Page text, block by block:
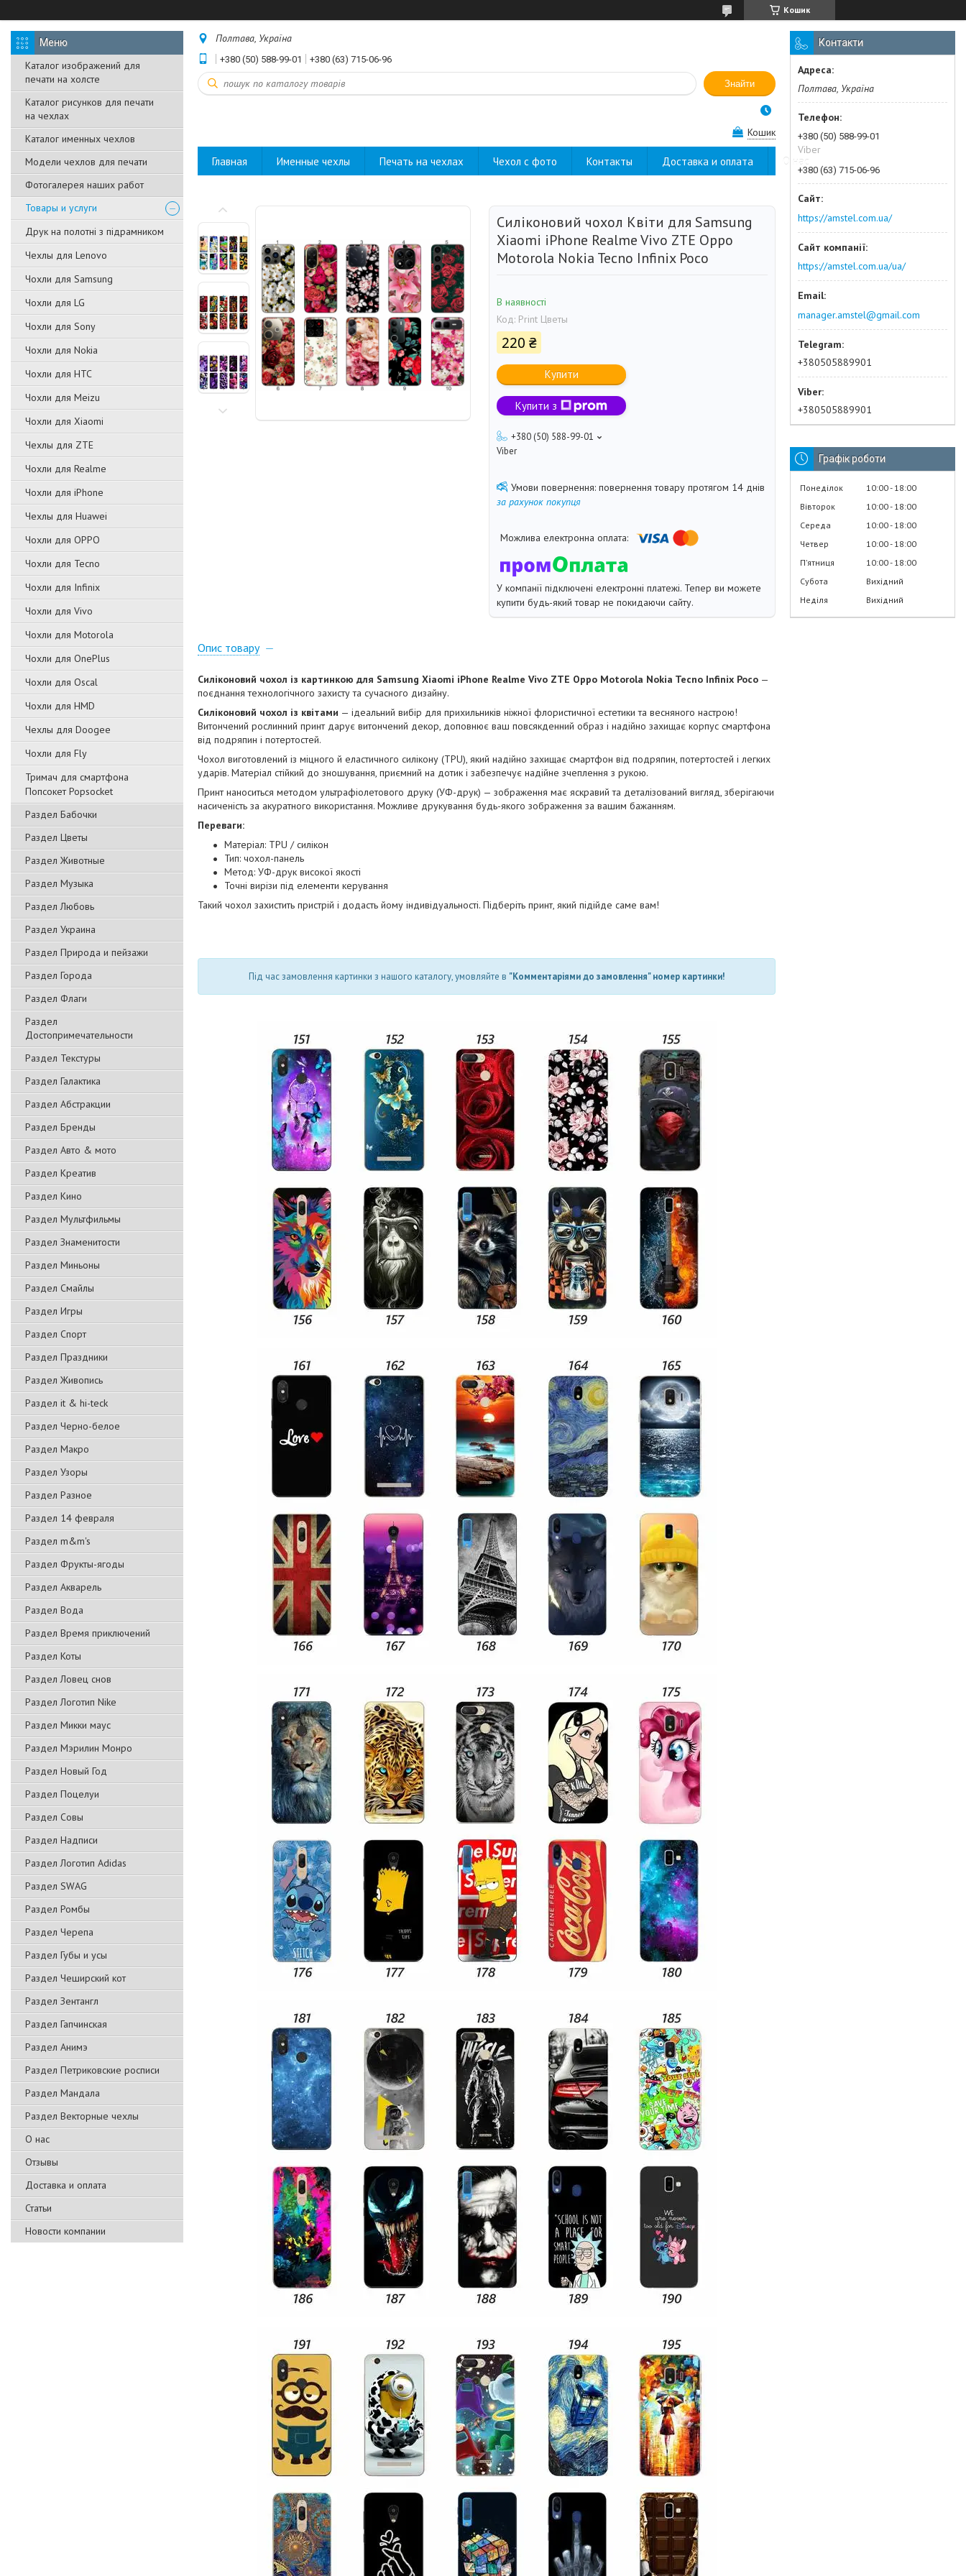
Кошик
Каталог изображений для
печати на холсте
Каталог рисунков для печати
на чехлах
Каталог именных чехлов
Модели чехлов для печати
Фотогалерея наших работ
Товары и услуги
Друк на полотні з підрамником
Чехлы для Lenovo
Чохли для Samsung
Чохли для LG
Чохли для Sony
Чохли для Nokia
Чохли для HTC
Чохли для Meizu
Чохли для Xiaomi
Чехлы для ZTE
Чохли для Realme
Чохли для iPhone
Чехлы для Huawei
Чохли для OPPO
Чохли для Tecno
Чохли для Infinix
Чохли для Vivo
Чохли для Motorola
Чохли для OnePlus
Чохли для Oscal
Чохли для HMD
Чехлы для Doogee
Чохли для Fly
Тримач для смартфона
Попсокет Popsocket
Раздел Бабочки
Раздел Цветы
Раздел Животные
Раздел Музыка
Раздел Любовь
Раздел Украина
Раздел Природа и пейзажи
Раздел Города
Раздел Флаги
Раздел
Достопримечательности
Раздел Текстуры
Раздел Галактика
Раздел Абстракции
Раздел Бренды
Раздел Авто & мото
Раздел Креатив
Раздел Кино
Раздел Мультфильмы
Раздел Знаменитости
Раздел Миньоны
Раздел Смайлы
Раздел Игры
Раздел Спорт
Раздел Праздники
Раздел Живопись
Раздел it & hi-teck
Раздел Черно-белое
Раздел Макро
Раздел Узоры
Раздел Разное
Раздел 14 февраля
Раздел m&m's
Раздел Фрукты-ягоды
Раздел Акварель
Раздел Вода
Раздел Время приключений
Раздел Коты
Раздел Ловец снов
Раздел Логотип Nike
Раздел Микки маус
Раздел Мэрилин Монро
Раздел Новый Год
Раздел Поцелуи
Раздел Совы
Раздел Надписи
Раздел Логотип Adidas
Раздел SWAG
Раздел Ромбы
Раздел Черепа
Раздел Губы и усы
Раздел Чеширский кот
Раздел Зентангл
Раздел Гапчинская
Раздел Анимэ
Раздел Петриковские росписи
Раздел Мандала
Раздел Векторные чехлы
О нас
Отзывы
Доставка и оплата
Статьи
Новости компании
Полтава, Україна
+380 (50) 588-99-01 +380 (63) 715-06-96
Знайти
Кошик
Главная Именные чехлы Печать на чехлах Чехол с фото Контакты Доставка и оплата О нас
Силіконовий чохол Квіти для Samsung
Xiaomi iPhone Realme Vivo ZTE Oppo
Motorola Nokia Tecno Infinix Poco
В наявності
Код: Print Цветы
220 ₴
Купити
Купити з
+380 (50) 588-99-01
Viber
повернення товару протягом 14 днів
за рахунок покупця
У компанії підключені електронні платежі. Тепер ви можете
купити будь-який товар не покидаючи сайту.
Опис товару
Силіконовий чохол із картинкою для Samsung Xiaomi iPhone Realme Vivo ZTE Oppo Motorola Nokia Tecno Infinix Poco —
поєднання технологічного захисту та сучасного дизайну.
Силіконовий чохол із квітами — ідеальний вибір для прихильників ніжної флористичної естетики та весняного настрою!
Витончений рослинний принт дарує витончений декор, доповнює ваш повсякденний образ і надійно захищає корпус смартфона
від подряпин і потертостей.
Чохол виготовлений із міцного й еластичного силікону (TPU), який надійно захищає смартфон від подряпин, потертостей і легких
ударів. Матеріал стійкий до зношування, приємний на дотик і забезпечує надійне зчеплення з рукою.
Принт наноситься методом ультрафіолетового друку (УФ-друк) — зображення має яскравий та деталізований вигляд, зберігаючи
насиченість за акуратного використання. Можливе друкування будь-якого зображення за вашим бажанням.
Переваги:
Матеріал: TPU / силікон
Тип: чохол-панель
Метод: УФ-друк високої якості
Точні вирізи під елементи керування
Такий чохол захистить пристрій і додасть йому індивідуальності. Підберіть принт, який підійде саме вам!
Під час замовлення картинки з нашого каталогу, умовляйте в "Комментаріями до замовлення" номер картинки!
Контакти
Полтава, Україна
+380 (50) 588-99-01
Viber
+380 (63) 715-06-96
https://amstel.com.ua/
https://amstel.com.ua/ua/
manager.amstel@gmail.com
+380505889901
+380505889901
Графік роботи
Понеділок 10:00 18:00
Вівторок
10:00 18:00
Середа
10:00 18:00
Четвер
10:00 18:00
Пʼятниця
10:00 18:00
Субота
Вихідний
Неділя
Вихідний